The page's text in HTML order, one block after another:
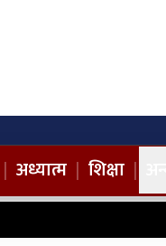
| अध्यात्म | शिक्षा |